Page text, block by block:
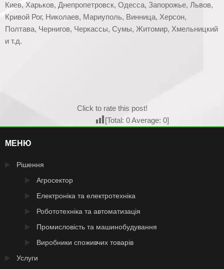
Киев, Харьков, Днепропетровск, Одесса, Запорожье, Львов,
Кривой Рог, Николаев, Мариуполь, Винница, Херсон,
Полтава, Чернигов, Черкассы, Сумы, Житомир, Хмельницкий
и т.д.
Click to rate this post!
[Total: 0Average: 0]
МЕНЮ
Рішення
Агросектор
Електроніка та електротехніка
Робототехніка та автоматизація
Промисловість та машинобудування
Виробники споживчих товарів
Услуги